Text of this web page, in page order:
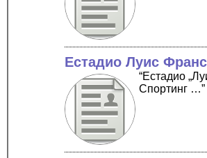
Естадио Луис
“Естадио
Спортинг …”